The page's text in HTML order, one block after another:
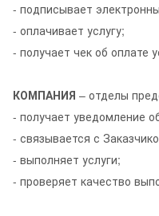
- подписывает
- оплачивает услугу;
- получает чек об оплате
КОМПАНИЯ – отделы
- получает уведомление
- связывается с
- выполняет услуги;
- проверяет качество